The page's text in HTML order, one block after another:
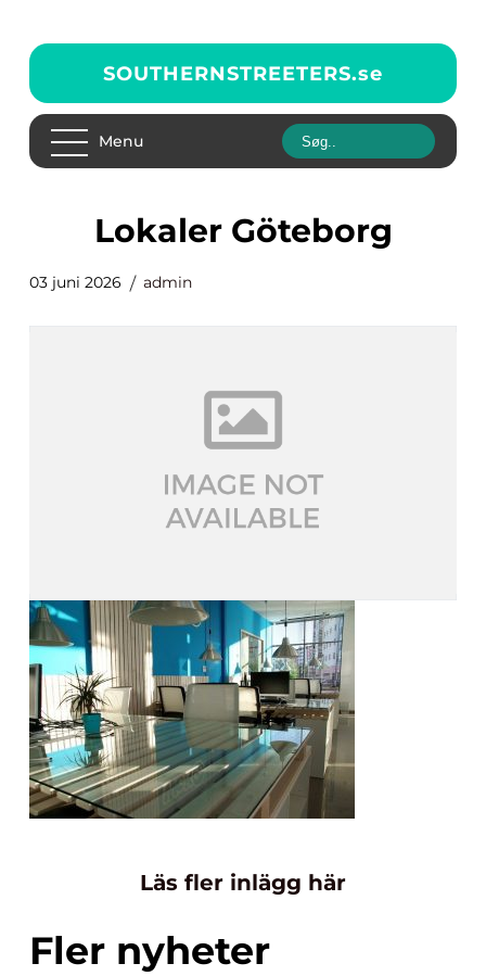
SOUTHERNSTREETERS.se
Menu
Lokaler Göteborg
03 juni 2026 admin
Läs fler inlägg här
Fler nyheter